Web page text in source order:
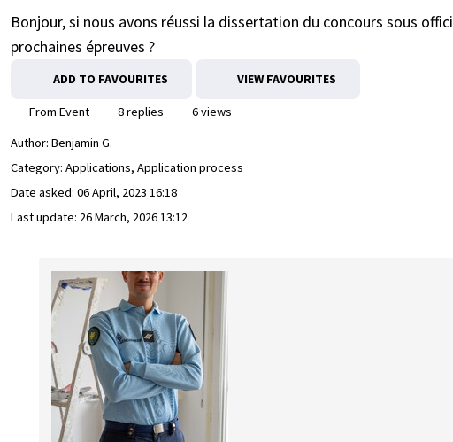
Bonjour, si nous avons réussi la dissertation du concours sous
prochaines épreuves ?
ADD TO FAVOURITES VIEW FAVOURITES
From Event 8 replies
6 views
Author: Benjamin G.
Category: Applications, Application process
Date asked: 06 April, 2023 16:18
Last update: 26 March, 2026 13:12